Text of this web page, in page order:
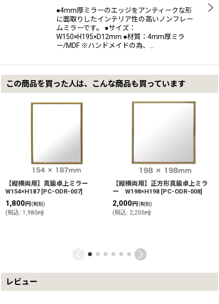
●4mm厚ミラーのエッジをアンティークな形
に面取りしたインテリア性の高いノンフレー
ムミラーです。 ●サイズ：
W150×H195×D12mm ●材質：4mm厚ミラ
ー/MDF ※ハンドメイドの為、…
この商品を買った人は、こんな商品も買っています
【縦横両用】真鍮卓上ミラー
W154×H187 [PC-ODR-007]
1,800円(税別)
(税込: 1,980円)
【縦横両用】正方形真鍮卓上ミラ
ー W198×H198 [PC-ODR-008]
2,000円(税別)
(税込: 2,200円)
レビュー